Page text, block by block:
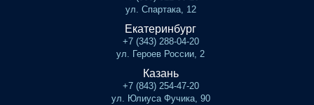
ул. Спартака, 12
Екатеринбург
+7 (343) 288-04-20
ул. Героев России, 2
Казань
+7 (843) 254-47-20
ул. Юлиуса Фучика, 90